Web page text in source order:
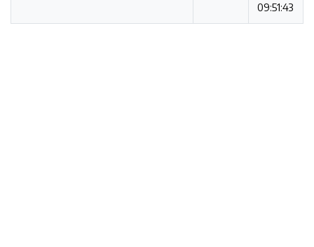
09:51:43